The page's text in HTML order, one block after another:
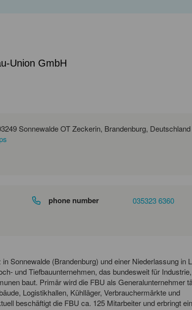
Union GmbH
Großkrausniker Str. 2, 03249 Sonnewalde OT Zeckerin, Brandenburg, Deutschland
phone number 035323 6360
Sonnewalde (Brandenburg) und einer Niederlassung in
und Tiefbauunternehmen, das bundesweit für
baut. Primär wird die FBU als Generalunternehmer
Logistikhallen, Kühlläger, Verbrauchermärkte und
beschäftigt die FBU ca. 125 Mitarbeiter und erbringt